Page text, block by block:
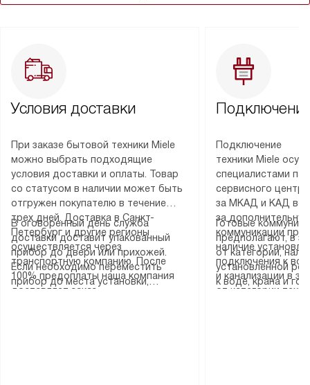
Условия доставки
При заказе бытовой техники Miele
можно выбрать подходящие
условия доставки и оплаты. Товар
со статусом в наличии может быть
отгружен покупателю в течение
трех дней. Доставка в Санкт-
Петербург и другие регионы
осуществляется через
транспортную компанию. После
100% предоплаты наша компания
доставляет заказ
В оговоренный день служба
доставки доставит упакованный
прибор до двери или прихожей.
Если необходимо переместить
прибор до места установки,
Подключение
техники Miele
специалистами
сервисного
за МКАД и КАД
за
коммуникации
наличие
подключения к
и канализации в
от категории
Готовые
предполагают, в
от категории,
установленной
к воде, крана и